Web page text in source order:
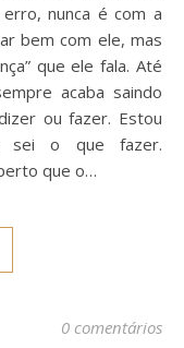
nunca é com a
bem com ele, mas
que ele fala. Até
acaba saindo
ou fazer. Estou
sei o que fazer.
que o…
0 comentários